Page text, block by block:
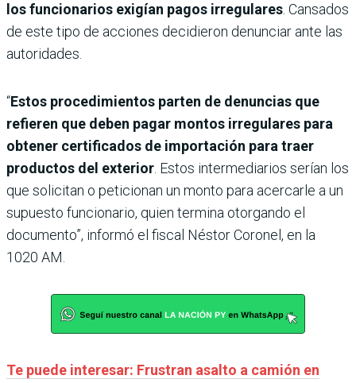
los funcionarios exigían pagos irregulares . Cansados
de este tipo de acciones decidieron denunciar ante las
autoridades.
“Estos procedimientos parten de denuncias que
refieren que deben pagar montos irregulares para
obtener certificados de importación para traer
productos del exterior . Estos intermediarios serían los
que solicitan o peticionan un monto para acercarle a un
supuesto funcionario, quien termina otorgando el
documento”, informó el fiscal Néstor Coronel, en la
1020 AM.
Te puede interesar: Frustran asalto a camión en